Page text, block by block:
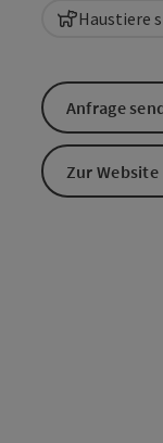
Haustiere
Anfrage
Zur Website